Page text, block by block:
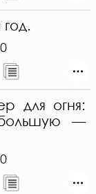
0
для огня:
—
0